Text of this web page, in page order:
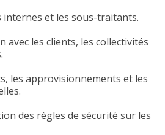
internes et les sous-traitants.
avec les clients, les collectivités
les approvisionnements et les
des règles de sécurité sur les